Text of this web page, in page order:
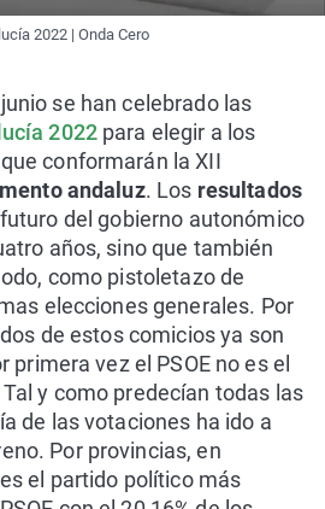
2022 | Onda Cero
se han celebrado las
2022para elegir a los
conformarán la XII
andaluz. Los resultados
del gobierno autonómico
años, sino que también
como pistoletazo de
elecciones generales. Por
de estos comicios ya son
primera vez el PSOE no es el
y como predecían todas las
de las votaciones ha ido a
Por provincias, en
el partido político más